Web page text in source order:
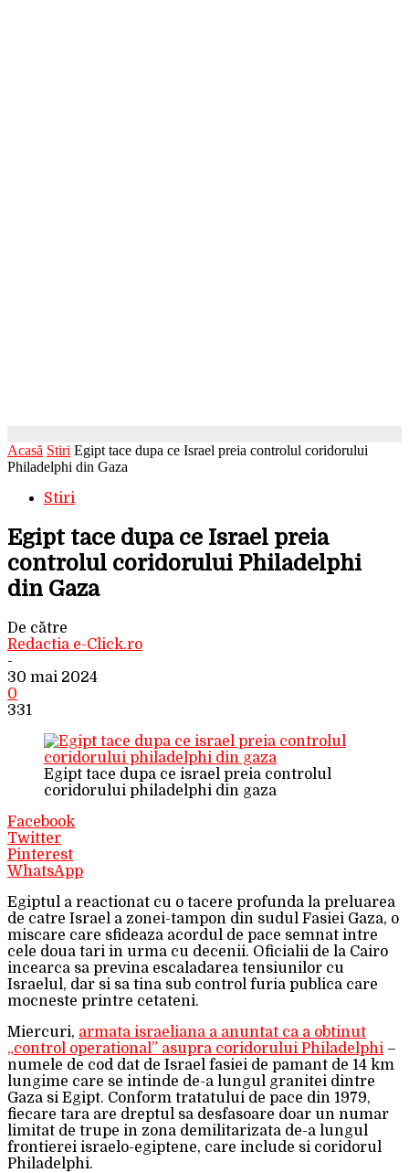
Acasă Stiri Egipt tace dupa ce Israel preia controlul coridorului
Philadelphi din Gaza
Stiri
Egipt tace dupa ce Israel preia
controlul coridorului Philadelphi
din Gaza
De către
Redactia e-Click.ro
-
30 mai 2024
0
331
Egipt tace dupa ce israel preia controlul
coridorului philadelphi din gaza
Facebook
Twitter
Pinterest
WhatsApp
Egiptul a reactionat cu o tacere profunda la preluarea
de catre Israel a zonei-tampon din sudul Fasiei Gaza, o
miscare care sfideaza acordul de pace semnat intre
cele doua tari in urma cu decenii. Oficialii de la Cairo
incearca sa previna escaladarea tensiunilor cu
Israelul, dar si sa tina sub control furia publica care
mocneste printre cetateni.
Miercuri, armata israeliana a anuntat ca a obtinut
„control operational” asupra coridorului Philadelphi –
numele de cod dat de Israel fasiei de pamant de 14 km
lungime care se intinde de-a lungul granitei dintre
Gaza si Egipt. Conform tratatului de pace din 1979,
fiecare tara are dreptul sa desfasoare doar un numar
limitat de trupe in zona demilitarizata de-a lungul
frontierei israelo-egiptene, care include si coridorul
Philadelphi.